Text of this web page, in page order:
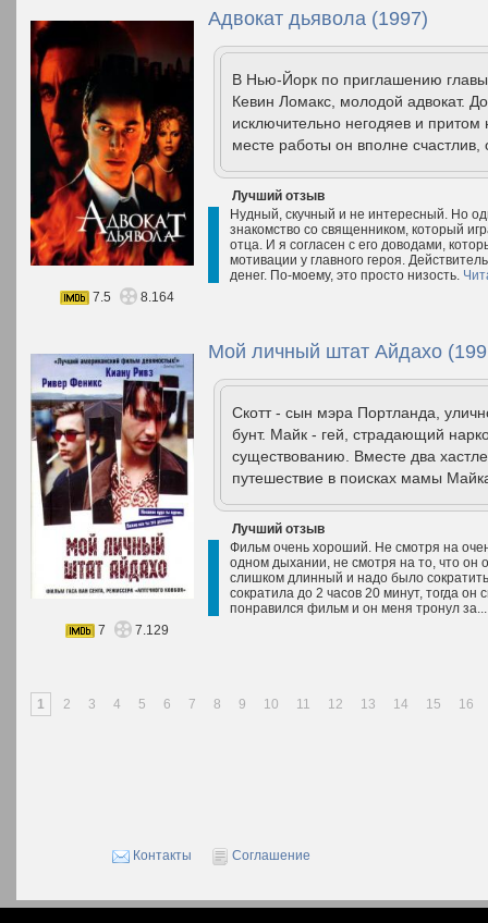
Адвокат дьявола (1997)
В Нью-Йорк по приглашению главы
Кевин Ломакс, молодой адвокат.
исключительно негодяев и
месте работы он вполне
Лучший отзыв
Нудный, скучный и не интересный. Но
знакомство со священником, который
отца. И я согласен с его доводами,
мотивации у главного героя.
денег. По-моему, это просто низость.
7.5
8.164
Мой личный штат Айдахо
Скотт - сын мэра Портланда,
бунт. Майк - гей, страдающий
существованию. Вместе два
путешествие в поисках мамы
Лучший отзыв
Фильм очень хороший. Не смотря на
одном дыхании, не смотря на то, что он
слишком длинный и надо было
сократила до 2 часов 20 минут, тогда
понравился фильм и он меня тронул
7
7.129
1 2 3 4 5 6 7 8 9 10 11 12 13 14 15 16
Контакты Соглашение